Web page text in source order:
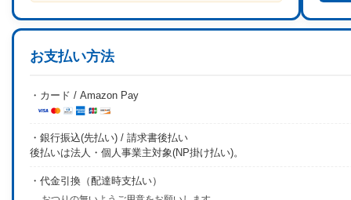
お支払い方法
・カード / Amazon Pay
・銀行振込(先払い) / 請求書後払い
後払いは法人・個人事業主対象(NP掛け払い)。
・代金引換（配達時支払い）